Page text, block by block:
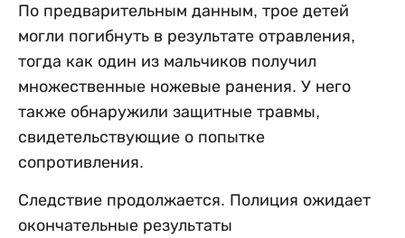
По предварительным данным, трое детей
могли погибнуть в результате отравления,
тогда как один из мальчиков получил
множественные ножевые ранения. У него
также обнаружили защитные травмы,
свидетельствующие о попытке
сопротивления.
Следствие продолжается. Полиция ожидает
окончательные результаты